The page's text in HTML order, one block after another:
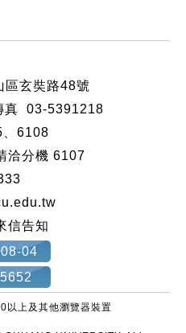
玄奘路48號
03-5391218
6108
洽分機 6107
信告知
04
以上及其他瀏覽器裝置